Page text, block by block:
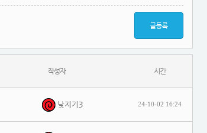
글등록
작성자 시간
낮지기3 24-10-02 16:24